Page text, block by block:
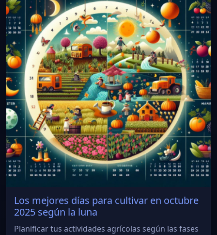
Los mejores días para cultivar en octubre
2025 según la luna
Planificar tus actividades agrícolas según las fases